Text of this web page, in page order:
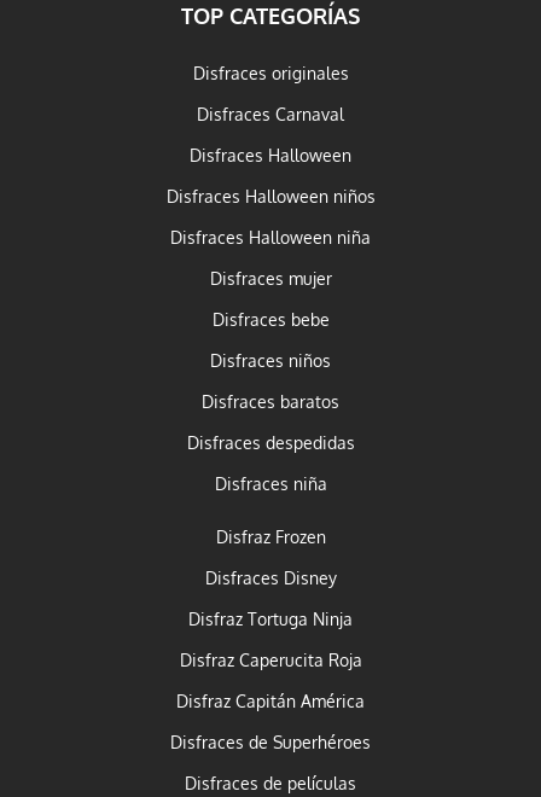
TOP CATEGORÍAS
Disfraces originales
Disfraces Carnaval
Disfraces Halloween
Disfraces Halloween niños
Disfraces Halloween niña
Disfraces mujer
Disfraces bebe
Disfraces niños
Disfraces baratos
Disfraces despedidas
Disfraces niña
Disfraz Frozen
Disfraces Disney
Disfraz Tortuga Ninja
Disfraz Caperucita Roja
Disfraz Capitán América
Disfraces de Superhéroes
Disfraces de películas